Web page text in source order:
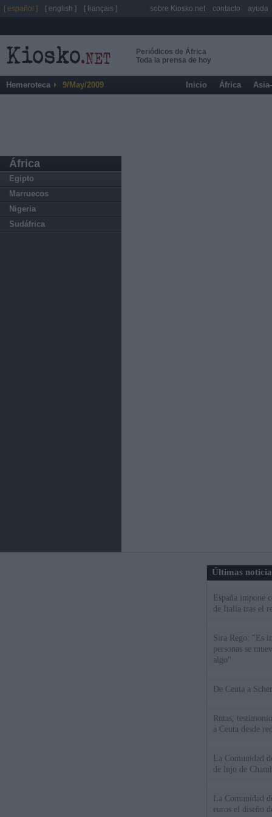
Periódicos de África
Toda la prensa de hoy
Hemeroteca 9/May/2009 Inicio África
África
Egipto
Marruecos
Nigeria
Sudáfrica
Últimas
España impone
de Italia tras el
Sira Rego: "Es
personas se
algo"
De
Rutas,
a Ceuta desde
La Comunidad
de lujo de
La Comunidad
euros el diseño
[ español ] [ english ] [ français ] sobre Kiosko.net contacto ayuda